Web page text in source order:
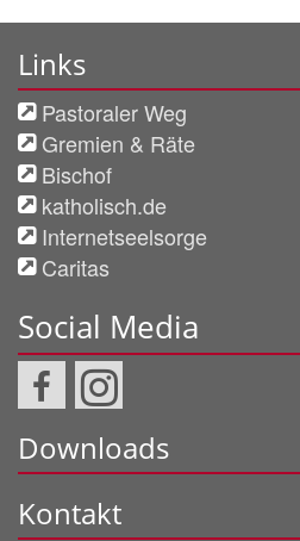
Links
Pastoraler Weg
Gremien & Räte
Bischof
katholisch.de
Internetseelsorge
Caritas
Social Media
Downloads
Kontakt